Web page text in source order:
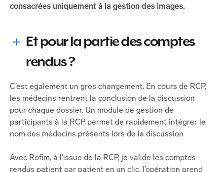
consacrées uniquement à la gestion des images.
Et pour la partie des comptes
rendus ?
C’est également un gros changement. En cours de RCP,
les médecins rentrent la conclusion de la discussion
pour chaque dossier. Un module de gestion de
participants à la RCP permet de rapidement intégrer le
nom des médecins présents lors de la discussion
Avec Rofim, à l’issue de la RCP, je valide les comptes
rendus patient par patient en un clic, l’opération prend